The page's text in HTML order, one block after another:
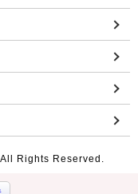
Rights Reserved.